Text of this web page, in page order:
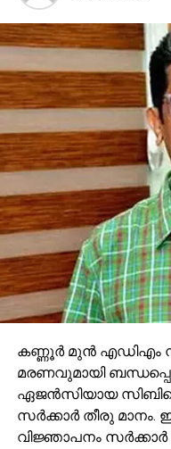
കണ്ണൂര്മുന്എഡിഎം
മരണവുമായി
ഏജന്സിയായ
സര്ക്കാര്തീരു മാനം.
വിജ്ഞാപനം സര്ക്കാര്